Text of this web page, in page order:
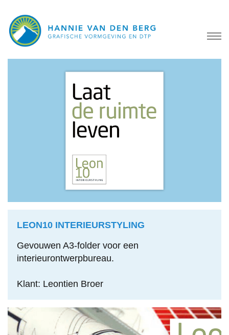
LEON10 INTERIEURSTYLING
Gevouwen A3-folder voor een
interieurontwerpbureau.
Klant: Leontien Broer